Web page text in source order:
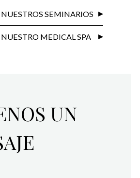
SEMINARIOS
MEDICAL SPA
UN